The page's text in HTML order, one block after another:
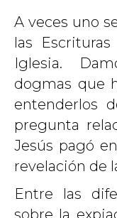
A veces uno
las
Iglesia.
dogmas que
entenderlos
pregunta
Jesús pagó
revelación de
Entre las
sobre la